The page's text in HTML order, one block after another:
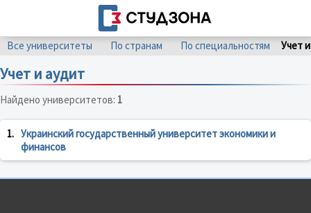
Все университеты По странам По специальностям Учет
Учет и аудит
Найдено университетов: 1
1. Украинский государственный университет экономики и
финансов